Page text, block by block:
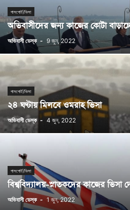
পাসপোর্ট/ভিসা
অভিবাসীদের জন্য কাজের কোটা
অভিবাসী ডেস্ক - 9 জুন, 2022
পাসপোর্ট/ভিসা
২৪ ঘণ্টায় মিলবে ওমরাহ ভিসা
অভিবাসী ডেস্ক - 4 জুন, 2022
পাসপোর্ট/ভিসা
বিশ্ববিদ্যালয়-স্নাতকদের কাজের ভিসা
অভিবাসী ডেস্ক - 1 জুন, 2022